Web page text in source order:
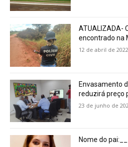
ATUALIZADA-
encontrado na
12 de abril de 2022
Envasamento
reduzirá preço
23 de junho de
Nome do